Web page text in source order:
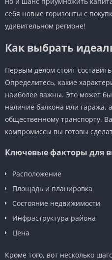
себя новые горизонты с
удивительном регионе!
Как выбрать
Первым делом стоит
Определитесь, какие
наиболее важны. Это может
наличие балкона или гаража,
общественному транспорту.
компромиссы вы готовы
Ключевые факторы для
Расположение
Площадь и планировка
Состояние недвижимости
Инфраструктура района
Цена
Кроме того, вот несколько